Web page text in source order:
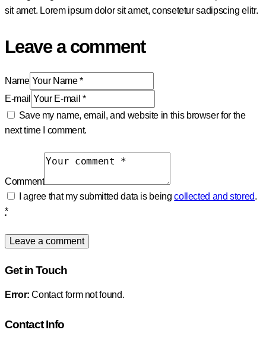
sit amet. Lorem ipsum dolor sit amet, consetetur sadipscing elitr.
Leave a comment
Name
E-mail
Save my name, email, and website in this browser for the
next time I comment.
Comment
I agree that my submitted data is beingcollected and stored.
*
Get in Touch
Error: Contact form not found.
Contact Info